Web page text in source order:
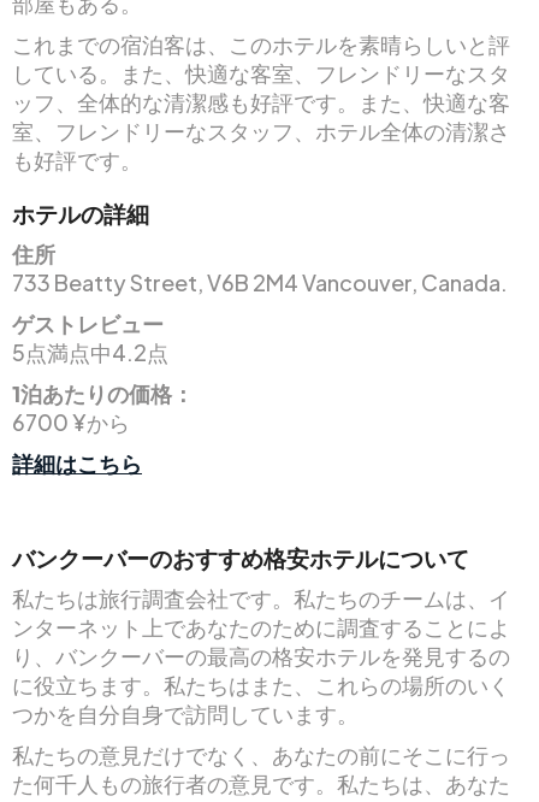
これまでの宿泊客は、このホテルを素晴らしいと評
している。また、快適な客室、フレンドリーなスタ
ッフ、全体的な清潔感も好評です。また、快適な客
室、フレンドリーなスタッフ、ホテル全体の清潔さ
も好評です。
ホテルの詳細
住所
733 Beatty Street, V6B 2M4 Vancouver, Canada.
ゲストレビュー
5点満点中4.2点
1泊あたりの価格：
6700 ¥から
詳細はこちら
バンクーバーのおすすめ格安ホテルについて
私たちは旅行調査会社です。私たちのチームは、イ
ンターネット上であなたのために調査することによ
り、バンクーバーの最高の格安ホテルを発見するの
に役立ちます。私たちはまた、これらの場所のいく
つかを自分自身で訪問しています。
私たちの意見だけでなく、あなたの前にそこに行っ
た何千人もの旅行者の意見です。私たちは、あなた